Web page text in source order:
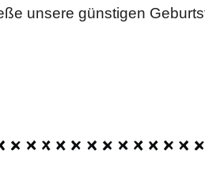
unsere günstigen